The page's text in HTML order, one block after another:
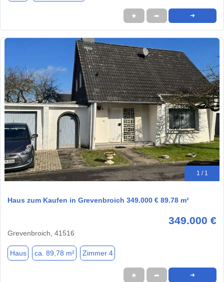
★ ➦ ➜
1 / 1
Haus zum Kaufen in Grevenbroich 349.000 € 89.78 m²
349.000 €
Grevenbroich, 41516
Haus ca. 89,78 m² Zimmer 4
★ ➦ ➜